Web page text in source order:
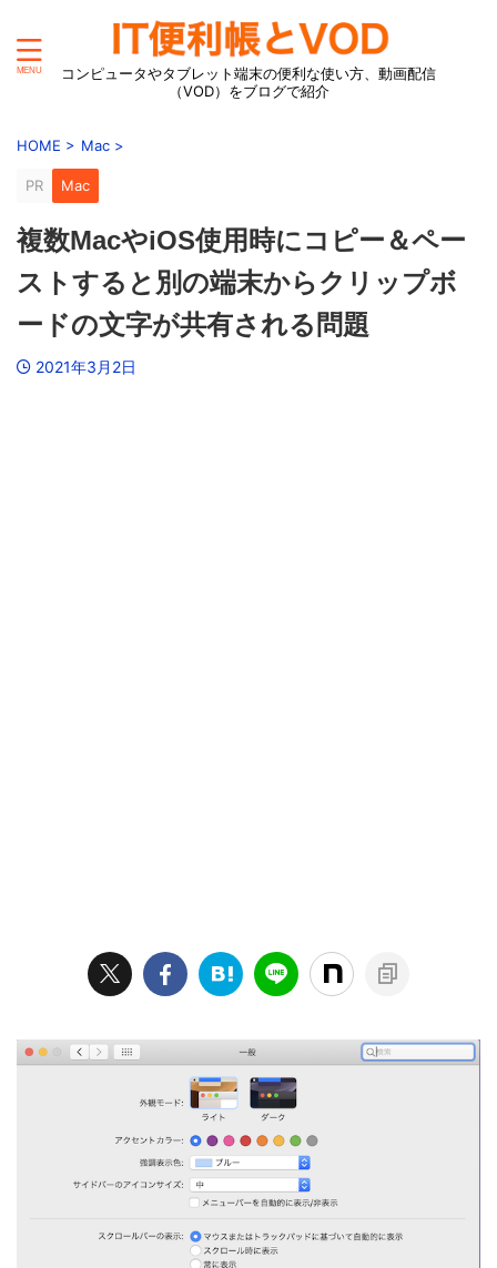
コンピュータやタブレット端末の便利な使い方、動画配信
（VOD）をブログで紹介
HOME > Mac >
PR Mac
複数MacやiOS使用時にコピー＆ペー
ストすると別の端末からクリップボ
ードの文字が共有される問題
2021年3月2日